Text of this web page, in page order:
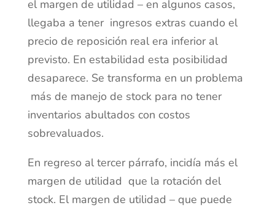
el margen de utilidad – en algunos casos,
llegaba a tener ingresos extras cuando el
precio de reposición real era inferior al
previsto. En estabilidad esta posibilidad
desaparece. Se transforma en un problema
más de manejo de stock para no tener
inventarios abultados con costos
sobrevaluados.
En regreso al tercer párrafo, incidía más el
margen de utilidad que la rotación del
stock. El margen de utilidad – que puede